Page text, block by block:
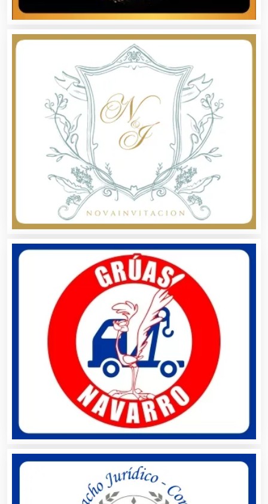
Artículos Personales
Artículos Publicitarios
Aseguradoras
Asesores Técnicos
Asesoría Fiscal
Asociaciones Civiles
Asociaciones Empresariales
Audio, Sonido e Iluminación
Audios para Eventos
Autobuses